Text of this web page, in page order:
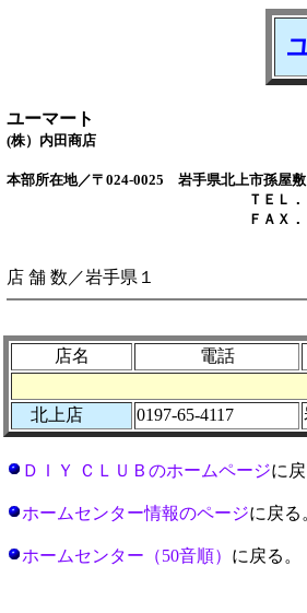
ユーマート
(株）内田商店
本部所在地／〒024-0025 岩手県北上市孫屋
ＴＥＬ．０１９７－
ＦＡＸ．０１９７－
店 舗 数／岩手県１
店名 電話
北上店 0197-65-4117
ＤＩＹ ＣＬＵＢのホームページに
ホームセンター情報のページに戻る
ホームセンター（50音順） に戻る。